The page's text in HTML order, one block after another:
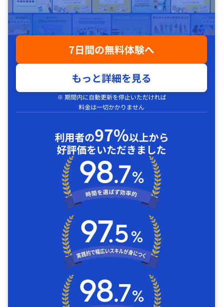
7日間の無料体験へ
もっと詳細を見る
※ 期間内に自動更新を停止いただければ
料金は一切かかりません
利用者の97%以上から
好評価をいただきました